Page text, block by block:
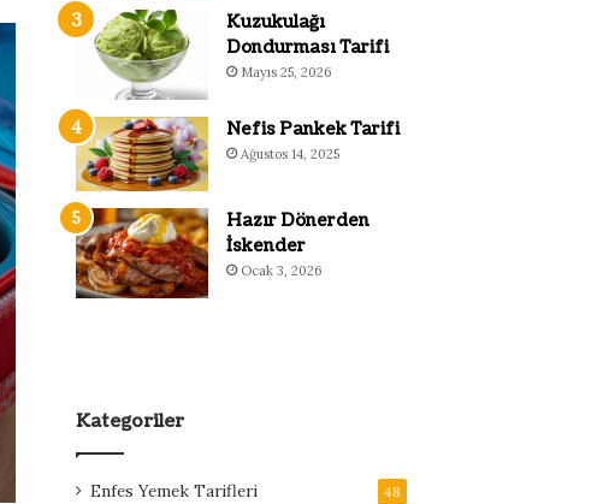
Kuzukulağı
Dondurması Tarifi
Mayıs 25, 2026
Nefis Pankek Tarifi
Ağustos 14, 2025
Hazır Dönerden
İskender
Ocak 3, 2026
Kategoriler
Enfes Yemek Tarifleri 48